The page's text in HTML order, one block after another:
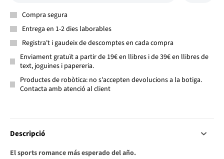
Compra segura
Entrega en 1-2 dies laborables
Registra't i gaudeix de descomptes en cada compra
Enviament gratuït a partir de 19€ en llibres i de 39€ en llibres de
text, joguines i papereria.
Productes de robòtica: no s'accepten devolucions a la botiga.
Contacta amb atenció al client
Descripció
El sports romance más esperado del año.